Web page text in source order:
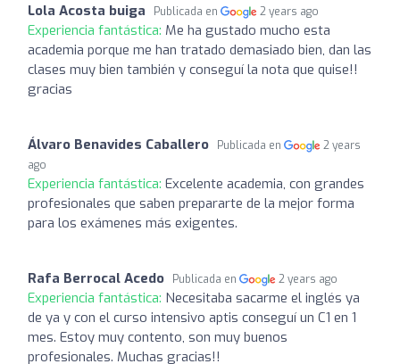
Lola Acosta buiga Publicada en 2 years ago
Experiencia fantástica: Me ha gustado mucho esta
academia porque me han tratado demasiado bien, dan las
clases muy bien también y conseguí la nota que quise!!
gracias
Álvaro Benavides Caballero Publicada en
2 years
ago
Experiencia fantástica: Excelente academia, con grandes
profesionales que saben prepararte de la mejor forma
para los exámenes más exigentes.
Rafa Berrocal Acedo Publicada en 2 years ago
Experiencia fantástica: Necesitaba sacarme el inglés ya
de ya y con el curso intensivo aptis conseguí un C1 en 1
mes. Estoy muy contento, son muy buenos
profesionales. Muchas gracias!!